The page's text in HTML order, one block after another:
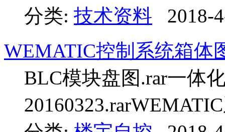
分类: 技术资料
2018-
WEMATIC控制系统箱体
BLC模块盘图.rar一体